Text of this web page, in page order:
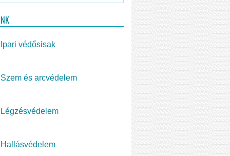
Ipari védősisak
Szem és arcvédelem
Légzésvédelem
Hallásvédelem